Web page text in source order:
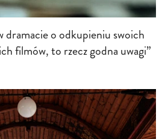
o odkupieniu swoich
filmów, to rzecz godna uwagi”